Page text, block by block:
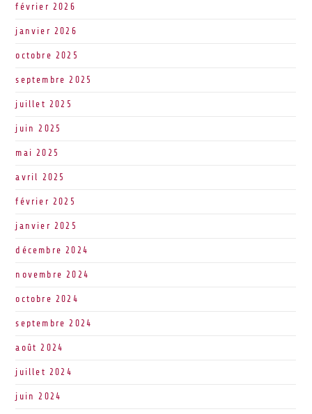
février 2026
janvier 2026
octobre 2025
septembre 2025
juillet 2025
juin 2025
mai 2025
avril 2025
février 2025
janvier 2025
décembre 2024
novembre 2024
octobre 2024
septembre 2024
août 2024
juillet 2024
juin 2024